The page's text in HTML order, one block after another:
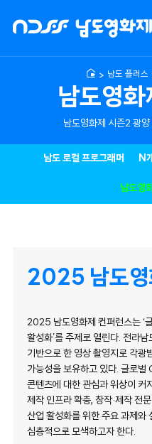
NDFF
남도영화제
남도영
남도영화제 시즌2 광
남도 플러스
남도 로컬 프로그래머 N
남도영
2025 남도영
2025 남도영화제 컨퍼런스는 ‘
활성화’를 주제로 열린다. 전라
기반으로 한 영상 촬영지로 각광
가능성을 보유하고 있다. 글로
콘텐츠에 대한 관심과 위상이 커
제작 인프라 확충, 창작·제작 전
산업 활성화를 위한 주요 과제와
심층적으로 모색하고자 한다.